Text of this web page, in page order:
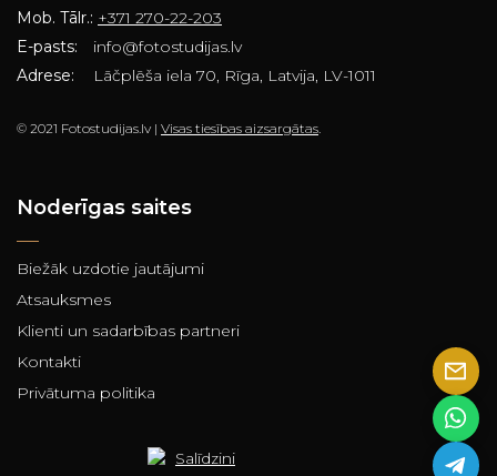
Mob. Tālr.: +371 270-22-203
E-pasts:
info@fotostudijas.lv
Adrese:
Lāčplēša iela 70, Rīga, Latvija, LV-1011
© 2021 Fotostudijas.lv | Visas tiesības aizsargātas.
Noderīgas saites
Biežāk uzdotie jautājumi
Atsauksmes
Klienti un sadarbības partneri
Kontakti
Privātuma politika